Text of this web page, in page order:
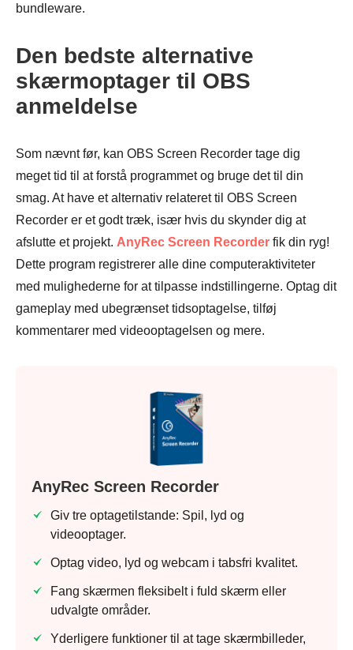
bundleware.
Den bedste alternative
skærmoptager til OBS
anmeldelse
Som nævnt før, kan OBS Screen Recorder tage dig
meget tid til at forstå programmet og bruge det til din
smag. At have et alternativ relateret til OBS Screen
Recorder er et godt træk, især hvis du skynder dig at
afslutte et projekt. AnyRec Screen Recorder fik din ryg!
Dette program registrerer alle dine computeraktiviteter
med mulighederne for at tilpasse indstillingerne. Optag dit
gameplay med ubegrænset tidsoptagelse, tilføj
kommentarer med videooptagelsen og mere.
AnyRec Screen Recorder
Giv tre optagetilstande: Spil, lyd og
videooptager.
Optag video, lyd og webcam i tabsfri kvalitet.
Fang skærmen fleksibelt i fuld skærm eller
udvalgte områder.
Yderligere funktioner til at tage skærmbilleder,